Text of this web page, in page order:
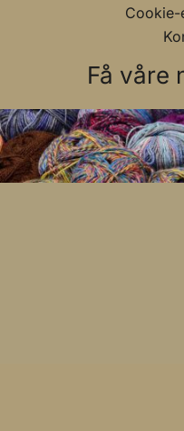
Få våre